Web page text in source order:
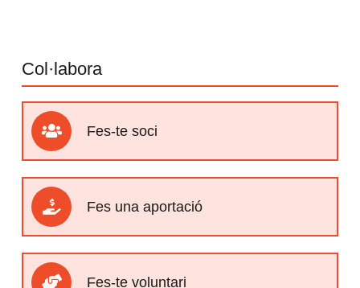
Col·labora
Fes-te soci
Fes una aportació
Fes-te voluntari